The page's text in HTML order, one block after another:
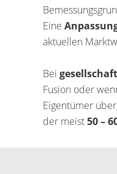
Eine
aktuellen
Bei
Fusion oder
Eigentümer
der meist50 –